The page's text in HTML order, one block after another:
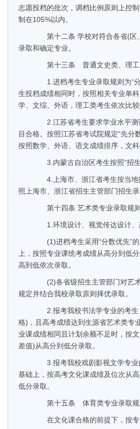
志愿投档的批次，调档比例原则上控
制在105%以内。
第十二条 学校对符合各省(区
录取和确定专业。
第十三条 普通文史类、理工
1.进档考生专业录取规则为“分
生投档成绩相同时，按照相关专业单
学、文综、外语，理工类考生依次比
2.江苏省考生要求学业水平测
目合格。按照江苏省考试院规定“先分
按照数学、外语、语文成绩排序，文
3.内蒙古自治区考生按照“招生
4.上海市、浙江省考生按当地
照上海市、浙江省招生主管部门招生录
第十四条 艺术类专业录取规则
1.环境设计、视觉传达设计、
(1)进档考生采用“分数优先”的
上，按照专业课统考成绩从高分到低
高到低依次录取。
(2)各省级招生主管部门对艺术
规定并结合我校录取原则择优录取。
2.报考我校书法学专业的考生
格)，且高考成绩达到生源省艺术类专
业课成绩相同且计划余额不足时，按
差值)从高分到低分录取。
3.报考我校戏剧影视文学专业
基础上，按高考文化课成绩及位次从
低分录取。
第十五条 体育类专业录取规
在文化课合格的前提下，按专